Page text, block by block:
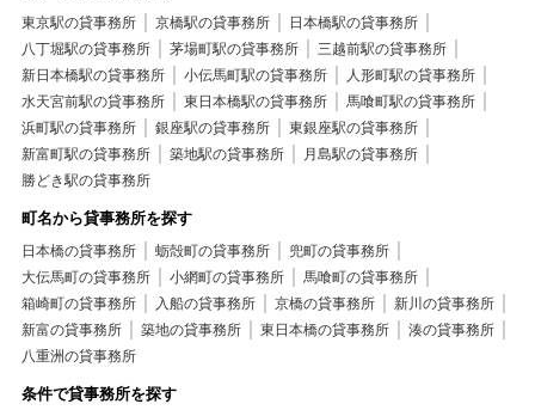
東京駅の貸事務所 京橋駅の貸事務所
日本橋駅の貸事務所
八丁堀駅の貸事務所
茅場町駅の貸事務所
三越前駅の貸事務所
新日本橋駅の貸事務所
小伝馬町駅の貸事務所
人形町駅の貸事務所
水天宮前駅の貸事務所
東日本橋駅の貸事務所
馬喰町駅の貸事務所
浜町駅の貸事務所
銀座駅の貸事務所
東銀座駅の貸事務所
新富町駅の貸事務所
築地駅の貸事務所
月島駅の貸事務所
勝どき駅の貸事務所
町名から貸事務所を探す
日本橋の貸事務所 蛎殻町の貸事務所
兜町の貸事務所
大伝馬町の貸事務所
小網町の貸事務所
馬喰町の貸事務所
箱崎町の貸事務所
入船の貸事務所 京橋の貸事務所
新川の貸事務所
新富の貸事務所
築地の貸事務所 東日本橋の貸事務所
湊の貸事務所
八重洲の貸事務所
条件で貸事務所を探す